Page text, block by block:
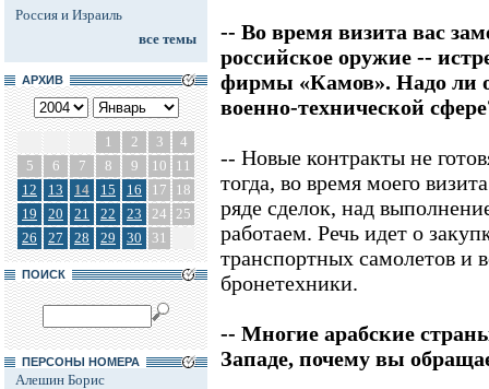
Россия и Израиль
все темы
АРХИВ
1 2 3
4
5
6 7 8 9 10
11
12
13 14 15 16 17
18
19
20 21 22 23 24 25
26
27 28 29 30 31
ПОИСК
ПЕРСОНЫ НОМЕРА
Алешин Борис
-- Во время визита вас
российское оружие --
фирмы «Камов». Надо ли
военно-технической
-- Новые контракты не
тогда, во время моего
ряде сделок, над
работаем. Речь идет о
транспортных самолетов и
бронетехники.
-- Многие арабские
Западе, почему вы